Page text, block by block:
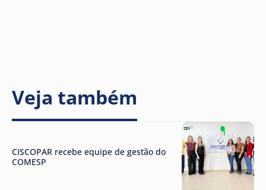
Veja também
CISCOPAR recebe equipe de gestão do
COMESP